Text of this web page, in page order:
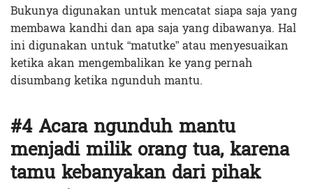
Bukunya digunakan untuk mencatat siapa saja yang
membawa kandhi dan apa saja yang dibawanya. Hal
ini digunakan untuk “matutke” atau menyesuaikan
ketika akan mengembalikan ke yang pernah
disumbang ketika ngunduh mantu.
#4 Acara ngunduh mantu
menjadi milik orang tua, karena
tamu kebanyakan dari pihak